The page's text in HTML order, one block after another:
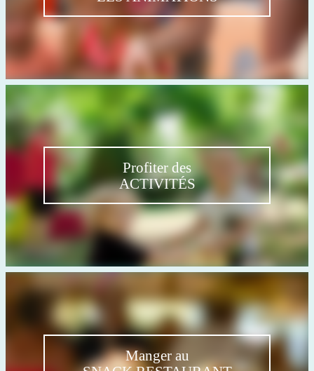
ACTIVITÉS
Profiter des
Manger au